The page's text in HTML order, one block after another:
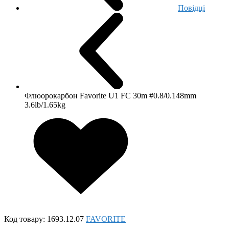
Повідці
Флюорокарбон Favorite U1 FC 30m #0.8/0.148mm
3.6lb/1.65kg
Код товару: 1693.12.07 FAVORITE